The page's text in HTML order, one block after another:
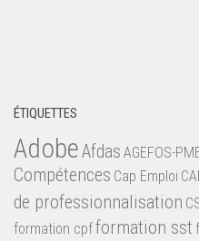
ÉTIQUETTES
AdobeAfdas AGEFOS-
Compétences Cap Emploi
de professionnalisation
formation cpfformation sst